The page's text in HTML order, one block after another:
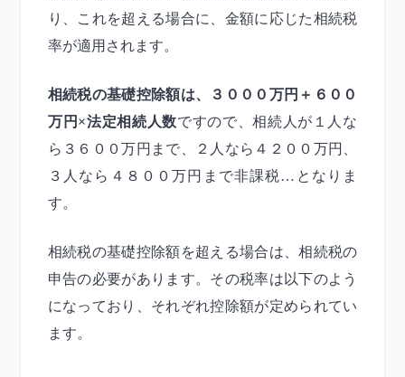
り、これを超える場合に、金額に応じた相続税
率が適用されます。
相続税の基礎控除額は、３０００万円＋６００
万円×法定相続人数ですので、相続人が１人な
ら３６００万円まで、２人なら４２００万円、
３人なら４８００万円まで非課税…となりま
す。
相続税の基礎控除額を超える場合は、相続税の
申告の必要があります。その税率は以下のよう
になっており、それぞれ控除額が定められてい
ます。